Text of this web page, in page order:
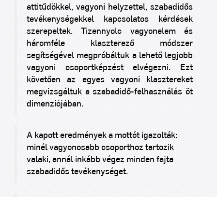
attitűdökkel, vagyoni helyzettel, szabadidős
tevékenységekkel kapcsolatos kérdések
szerepeltek. Tizennyolc vagyonelem és
háromféle klaszterező módszer
segítségével megpróbáltuk a lehető legjobb
vagyoni csoportképzést elvégezni. Ezt
követően az egyes vagyoni klasztereket
megvizsgáltuk a szabadidő-felhasználás öt
dimenziójában.
A kapott eredmények a mottót igazolták:
minél vagyonosabb csoporthoz tartozik
valaki, annál inkább végez minden fajta
szabadidős tevékenységet.